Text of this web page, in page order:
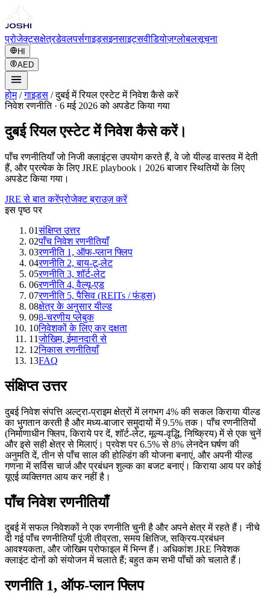
प्रोजेक्ट्सक्षेत्रडेवलपर्सगाइड्सइनसाइट्सवीडियोज़ग्लोबलसूचना
HI
AED
होम/ गाइड्स /दुबई में रियल एस्टेट में निवेश कैसे करें
निवेश रणनीति· 6 मई 2026 को अपडेट किया गया
दुबई रियल एस्टेट में निवेश कैसे करें।
पाँच रणनीतियाँ जो निजी क्लाइंट्स उपयोग करते हैं, वे जो यील्ड वास्तव में देती
हैं, और प्रत्येक के लिए JRE playbook। 2026 बाजार स्थितियों के लिए
अपडेट किया गया।
JRE से बात करेंप्रोजेक्ट ब्राउज़ करें
इस पृष्ठ पर
01संक्षिप्त उत्तर
02पाँच निवेश रणनीतियाँ
03रणनीति 1, ऑफ-प्लान फ्लिप
04रणनीति 2, बाय-टू-लेट
05रणनीति 3, शॉर्ट-लेट
06रणनीति 4, वैल्यू-एड
07रणनीति 5, पैसिव (REITs / फंड्स)
08क्षेत्र के अनुसार यील्ड
098-चरणीय प्लेबुक
10निवेशकों के लिए कर दक्षता
11जोखिम, ईमानदारी से
12निकास रणनीतियाँ
13FAQ
संक्षिप्त उत्तर
दुबई निवेश संपत्ति अल्ट्रा-प्राइम क्षेत्रों में लगभग 4% की सकल किराया यील्ड
का भुगतान करती है और मध्य-बाजार समुदायों में 9.5% तक। पाँच रणनीतियों
(निर्माणाधीन फ्लिप, किराये पर दें, शॉर्ट-लेट, मूल्य-वृद्धि, निष्क्रिय) में से एक चुनें
और इसे सही क्षेत्र से मिलाएं। प्रवेश पर 6.5% से 8% लेनदेन घर्षण की
अनुमति दें, तीन से पाँच साल की होल्डिंग की योजना बनाएं, और अपनी यील्ड
गणना में सर्विस चार्ज और प्रबंधन शुल्क का बजट बनाएं। किराया आय पर कोई
यूएई व्यक्तिगत आय कर नहीं है।
पाँच निवेश रणनीतियाँ
दुबई में सफल निवेशकों ने एक रणनीति चुनी है और अपने क्षेत्र में रहते हैं। नीचे
दी गई पाँच रणनीतियाँ पूंजी तीव्रता, समय क्षितिज, सक्रिय-प्रबंधन
आवश्यकता, और जोखिम प्रोफाइल में भिन्न हैं। अधिकांश JRE निवेशक
क्लाइंट दोनों को संयोजन में चलाते हैं; बहुत कम सभी पाँचों को चलाते हैं।
रणनीति 1, ऑफ-प्लान फ्लिप